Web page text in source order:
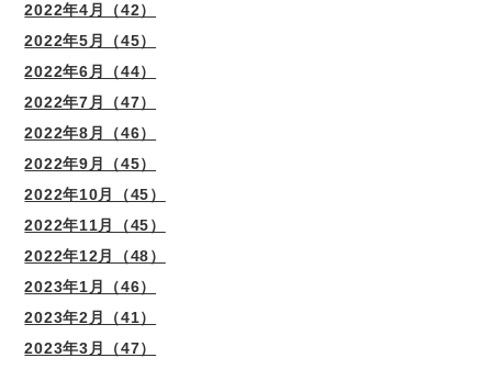
2022年4月（42）
2022年5月（45）
2022年6月（44）
2022年7月（47）
2022年8月（46）
2022年9月（45）
2022年10月（45）
2022年11月（45）
2022年12月（48）
2023年1月（46）
2023年2月（41）
2023年3月（47）